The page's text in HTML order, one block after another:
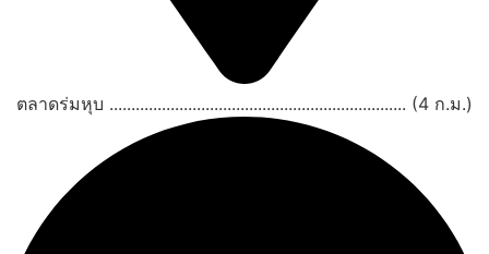
ตลาดร่มหุบ .................................................................... (4 ก.ม.)